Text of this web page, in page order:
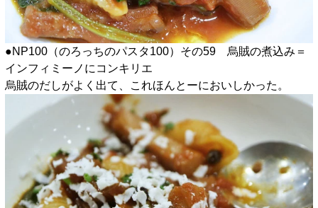
●NP100（のろっちのパスタ100）その59 烏賊の煮込み＝
インフィミーノにコンキリエ
烏賊のだしがよく出て、これほんとーにおいしかった。